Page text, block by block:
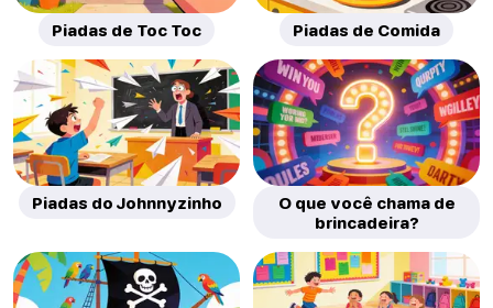
Piadas de Toc Toc Piadas de Comida
Piadas do Johnnyzinho
O que você chama de
brincadeira?